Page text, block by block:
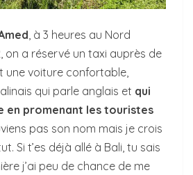
, à 3 heures au Nord
on a réservé un taxi auprès de
une voiture confortable,
qui parle anglais et qui
en promenant les touristes
pas son nom mais je crois
Si t’es déjà allé à Bali, tu sais
j’ai peu de chance de me